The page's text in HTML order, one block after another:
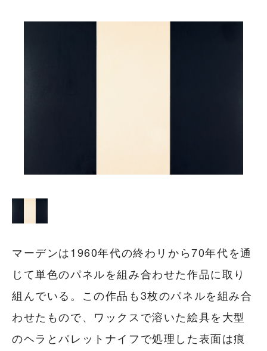
マーデンは1960年代の終わリから70年代を通
じて単色のパネルを組み合わせた作品に取り
組んでいる。この作品も3枚のパネルを組み合
わせたもので、ワックスで溶いた絵具を大型
のヘラとパレットナイフで処理した表面は痕